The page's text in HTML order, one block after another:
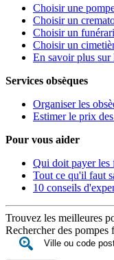
Choisir une
Choisir un
Choisir un
Choisir un
En savoir plus
Services obsèques
Organiser les
Estimer le prix
Pour vous aider
Qui doit payer les
Tout ce qu'il faut
10 conseils
Trouvez les meilleures
Rechercher des